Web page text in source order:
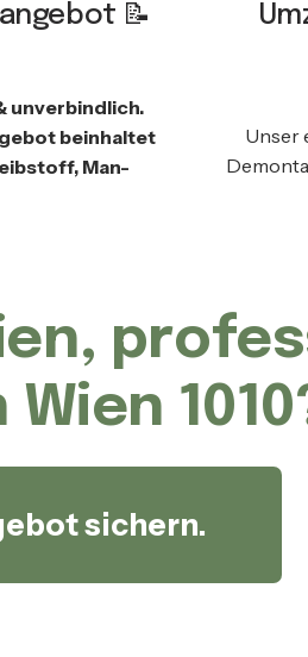
📝
unverbindlich.
beinhaltet
Man-
Unser
sichern.